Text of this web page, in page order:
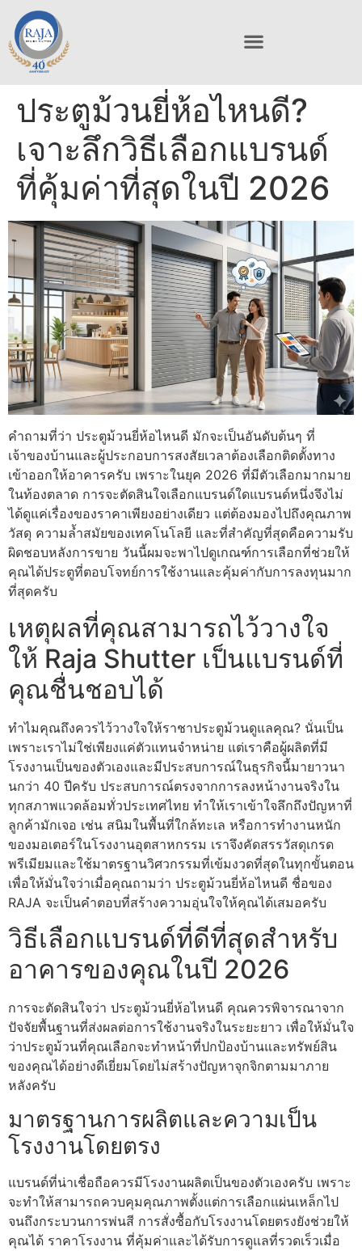
ประตูม้วนยี่ห้อไหนดี?
เจาะลึกวิธีเลือกแบรนด์
ที่คุ้มค่าที่สุดในปี 2026
คำถามที่ว่า ประตูม้วนยี่ห้อไหนดี มักจะเป็นอันดับต้นๆ ที่
เจ้าของบ้านและผู้ประกอบการสงสัยเวลาต้องเลือกติดตั้งทาง
เข้าออกให้อาคารครับ เพราะในยุค 2026 ที่มีตัวเลือกมากมาย
ในท้องตลาด การจะตัดสินใจเลือกแบรนด์ใดแบรนด์หนึ่งจึงไม่
ได้ดูแค่เรื่องของราคาเพียงอย่างเดียว แต่ต้องมองไปถึงคุณภาพ
วัสดุ ความล้ำสมัยของเทคโนโลยี และที่สำคัญที่สุดคือความรับ
ผิดชอบหลังการขาย วันนี้ผมจะพาไปดูเกณฑ์การเลือกที่ช่วยให้
คุณได้ประตูที่ตอบโจทย์การใช้งานและคุ้มค่ากับการลงทุนมาก
ที่สุดครับ
เหตุผลที่คุณสามารถไว้วางใจ
ให้ Raja Shutter เป็นแบรนด์ที่
คุณชื่นชอบได้
ทำไมคุณถึงควรไว้วางใจให้ราชาประตูม้วนดูแลคุณ? นั่นเป็น
เพราะเราไม่ใช่เพียงแค่ตัวแทนจำหน่าย แต่เราคือผู้ผลิตที่มี
โรงงานเป็นของตัวเองและมีประสบการณ์ในธุรกิจนี้มายาวนา
นกว่า 40 ปีครับ ประสบการณ์ตรงจากการลงหน้างานจริงใน
ทุกสภาพแวดล้อมทั่วประเทศไทย ทำให้เราเข้าใจลึกถึงปัญหาที่
ลูกค้ามักเจอ เช่น สนิมในพื้นที่ใกล้ทะเล หรือการทำงานหนัก
ของมอเตอร์ในโรงงานอุตสาหกรรม เราจึงคัดสรรวัสดุเกรด
พรีเมียมและใช้มาตรฐานวิศวกรรมที่เข้มงวดที่สุดในทุกขั้นตอน
เพื่อให้มั่นใจว่าเมื่อคุณถามว่า ประตูม้วนยี่ห้อไหนดี ชื่อของ
RAJA จะเป็นคำตอบที่สร้างความอุ่นใจให้คุณได้เสมอครับ
วิธีเลือกแบรนด์ที่ดีที่สุดสำหรับ
อาคารของคุณในปี 2026
การจะตัดสินใจว่า ประตูม้วนยี่ห้อไหนดี คุณควรพิจารณาจาก
ปัจจัยพื้นฐานที่ส่งผลต่อการใช้งานจริงในระยะยาว เพื่อให้มั่นใจ
ว่าประตูม้วนที่คุณเลือกจะทำหน้าที่ปกป้องบ้านและทรัพย์สิน
ของคุณได้อย่างดีเยี่ยมโดยไม่สร้างปัญหาจุกจิกตามมาภาย
หลังครับ
มาตรฐานการผลิตและความเป็น
โรงงานโดยตรง
แบรนด์ที่น่าเชื่อถือควรมีโรงงานผลิตเป็นของตัวเองครับ เพราะ
จะทำให้สามารถควบคุมคุณภาพตั้งแต่การเลือกแผ่นเหล็กไป
จนถึงกระบวนการพ่นสี การสั่งซื้อกับโรงงานโดยตรงยังช่วยให้
คุณได้ ราคาโรงงาน ที่คุ้มค่าและได้รับการดูแลที่รวดเร็วเมื่อ